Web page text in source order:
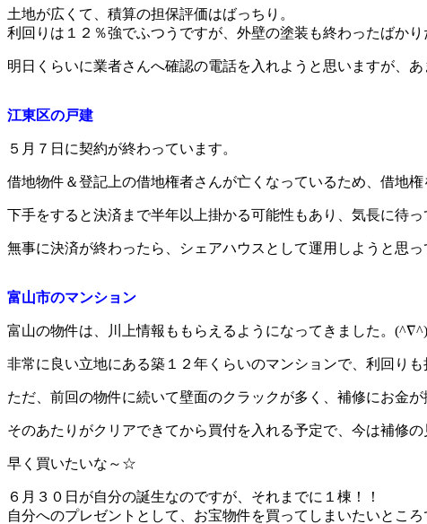
土地が広くて、積算の担保評価はばっちり。
利回りは１２％強でふつうですが、外壁の塗装も終わったばか
明日くらいに業者さんへ確認の電話を入れようと思いますが、あ
江東区の戸建
５月７日に契約が終わっています。
借地物件＆登記上の借地権者さんが亡くなっているため、借地
下手をすると決済まで半年以上掛かる可能性もあり、気長に待っ
無事に決済が終わったら、シェアハウスとして運用しようと思っ
富山市のマンション
富山の物件は、川上情報ももらえるようになってきました。(^∇^)
非常に良い立地にある築１２年くらいのマンションで、利回り
ただ、前回の物件に続いて壁面のクラックが多く、補修にお金
そのあたりがクリアできてから買付を入れる予定で、今は補修の
早く買いたいな～☆
６月３０日が自分の誕生なのですが、それまでに１棟！！
自分へのプレゼントとして、お宝物件を買ってしまいたいところ